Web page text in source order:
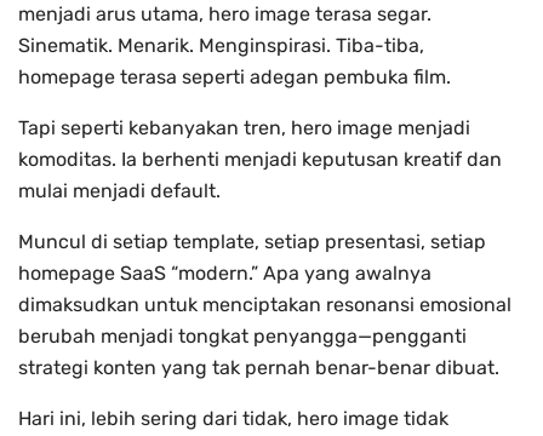
menjadi arus utama, hero image terasa segar.
Sinematik. Menarik. Menginspirasi. Tiba-tiba,
homepage terasa seperti adegan pembuka film.
Tapi seperti kebanyakan tren, hero image menjadi
komoditas. Ia berhenti menjadi keputusan kreatif dan
mulai menjadi default.
Muncul di setiap template, setiap presentasi, setiap
homepage SaaS “modern.” Apa yang awalnya
dimaksudkan untuk menciptakan resonansi emosional
berubah menjadi tongkat penyangga—pengganti
strategi konten yang tak pernah benar-benar dibuat.
Hari ini, lebih sering dari tidak, hero image tidak